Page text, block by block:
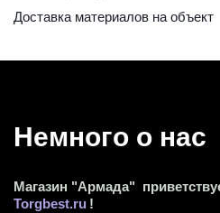
Доставка материалов на объект
Немного о нас
Torgbest.ru !